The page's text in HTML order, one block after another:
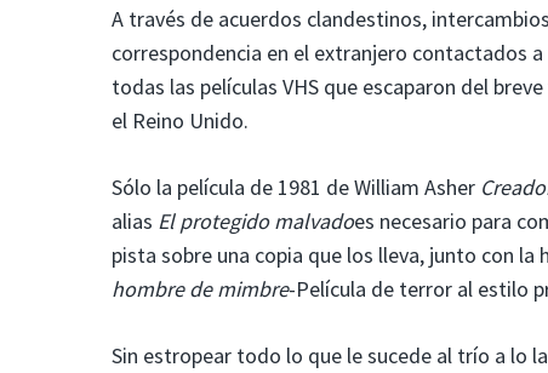
A través de acuerdos clandestinos,
correspondencia en el extranjero contactados
todas las películas VHS que escaparon del
el Reino Unido.
Sólo la película de 1981 de William Asher
alias El protegido malvadoes necesario para
pista sobre una copia que los lleva, junto con la
hombre de mimbre-Película de terror al estilo
Sin estropear todo lo que le sucede al trío a lo